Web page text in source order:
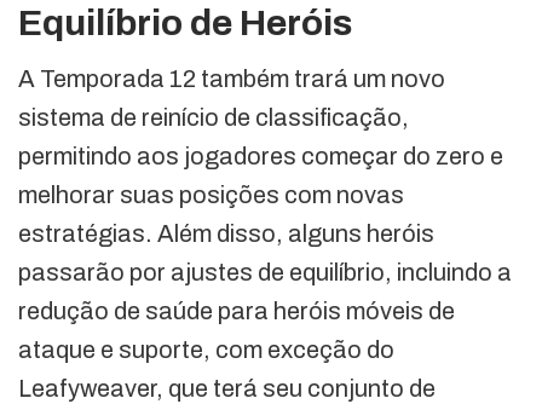
Equilíbrio de Heróis
A Temporada 12 também trará um novo
sistema de reinício de classificação,
permitindo aos jogadores começar do zero e
melhorar suas posições com novas
estratégias. Além disso, alguns heróis
passarão por ajustes de equilíbrio, incluindo a
redução de saúde para heróis móveis de
ataque e suporte, com exceção do
Leafyweaver, que terá seu conjunto de